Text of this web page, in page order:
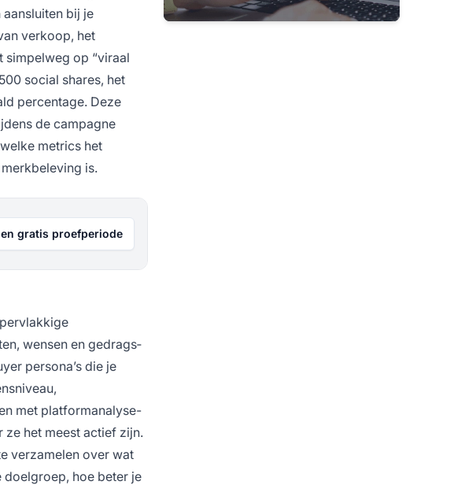
bij je
verkoop, het
simpelweg op “viraal
social shares, het
percentage. Deze
de campagne
metrics het
is.
gratis proefperiode
wensen en gedrags­
persona’s die je
met platformanalyse-
het meest actief zijn.
verzamelen over wat
doelgroep, hoe beter je